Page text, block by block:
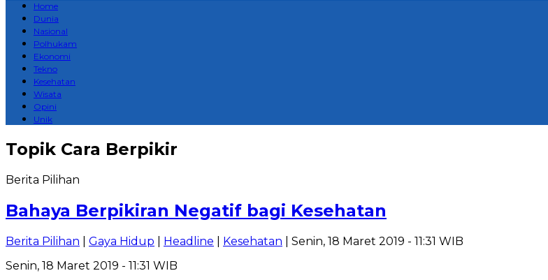
Home
Dunia
Nasional
Polhukam
Ekonomi
Tekno
Kesehatan
Wisata
Opini
Unik
Topik Cara Berpikir
Berita Pilihan
Bahaya Berpikiran Negatif bagi Kesehatan
Berita Pilihan Gaya Hidup Headline Kesehatan | Senin, 18 Maret 2019 - 11:31 WIB
Senin, 18 Maret 2019 - 11:31 WIB